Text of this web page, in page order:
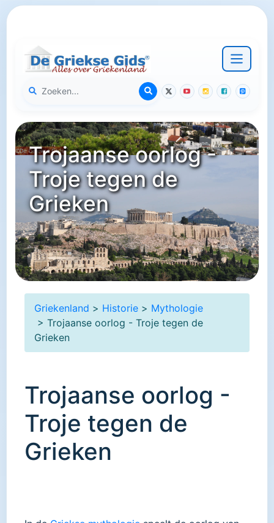
Trojaanse oorlog -
Troje tegen de
Grieken
Griekenland > Historie > Mythologie
> Trojaanse oorlog - Troje tegen de
Grieken
Trojaanse oorlog -
Troje tegen de
Grieken